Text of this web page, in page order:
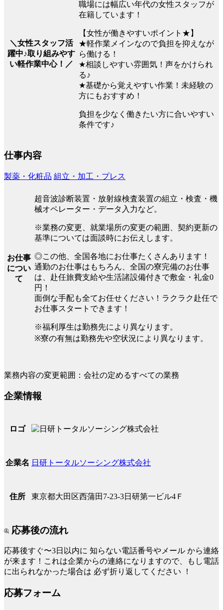
＼女性スタッフ活
躍中♪取り組みやす
い軽作業中心！／
職場には幅広い年代の女性スタッフが
在籍しています！
【女性が働きやすいポイント★】
★軽作業メインなので負担を抑えなが
ら働ける！
★相談しやすい雰囲気！声をかけられ
る♪
★基礎から覚えやすい作業！未経験の
方にもおすすめ！
負担を少なく働きたい方に合いやすい
条件です♪
仕事内容
製薬・化粧品 組立・加工・プレス
お仕事
につい
て
超音波診断装置・放射線検査装置の組立・検査・機
械オペレーター・データ入力など。
※業務の変更、就業場所の変更の範囲、契約更新の
基準については面談時にお伝えします。
◎この他、全国各地にお仕事たくさんあります！
通勤のお仕事はもちろん、全国の寮完備のお仕事
は、赴任旅費支給や生活諸設備付きで敷金・礼金0
円！
面倒な手配も全てお任せください！ラクラク赴任で
お仕事スタートできます！
※福利厚生は勤務先により異なります。
※寮の有無は勤務先や空状況により異なります。
業務内容の変更範囲：会社の定めるすべての業務
企業情報
ロゴ
企業名 日研トータルソーシング株式会社
住所 東京都大田区西蒲田7-23-3日研第一ビル4Ｆ
応募後の流れ
応募後すぐ〜3日以内に 知らない電話番号やメール から連絡
が来ます！これは企業からの連絡になりますので、もし電話
に出られなかった場合は 必ず折り返してください ！
応募フォーム